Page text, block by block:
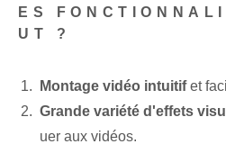
ES
UT ?
Montage vidéo intuitifet
Grande variété⁤ d'effets
uer aux vidéos.